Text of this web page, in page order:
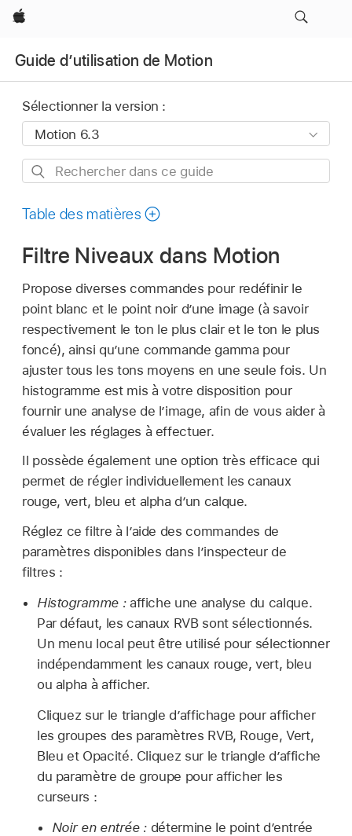
Apple
Guide d’utilisation de Motion
Sélectionner la version :
Rechercher
ce
Table des matières
Filtre Niveaux dans Motion
Propose diverses commandes pour redéfinir le
point blanc et le point noir d’une image (à savoir
respectivement le ton le plus clair et le ton le plus
foncé), ainsi qu’une commande gamma pour
ajuster tous les tons moyens en une seule fois. Un
histogramme est mis à votre disposition pour
fournir une analyse de l’image, afin de vous aider à
évaluer les réglages à effectuer.
Il possède également une option très efficace qui
permet de régler individuellement les canaux
rouge, vert, bleu et alpha d’un calque.
Réglez ce filtre à l’aide des commandes de
paramètres disponibles dans l’inspecteur de
filtres :
Histogramme :affiche une analyse du calque.
Par défaut, les canaux RVB sont sélectionnés.
Un menu local peut être utilisé pour sélectionner
indépendamment les canaux rouge, vert, bleu
ou alpha à afficher.
Cliquez sur le triangle d’affichage pour afficher
les groupes des paramètres RVB, Rouge, Vert,
Bleu et Opacité. Cliquez sur le triangle d’affiche
du paramètre de groupe pour afficher les
curseurs :
Noir en entrée : détermine le point d’entrée